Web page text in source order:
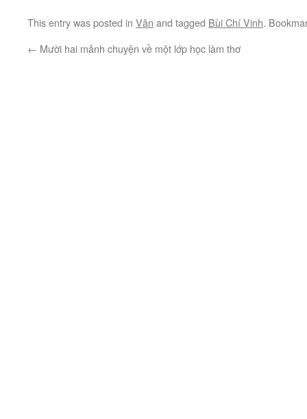
This entry was posted in Văn and tagged Bùi Chí Vinh.
← Mười hai mảnh chuyện về một lớp học làm thơ